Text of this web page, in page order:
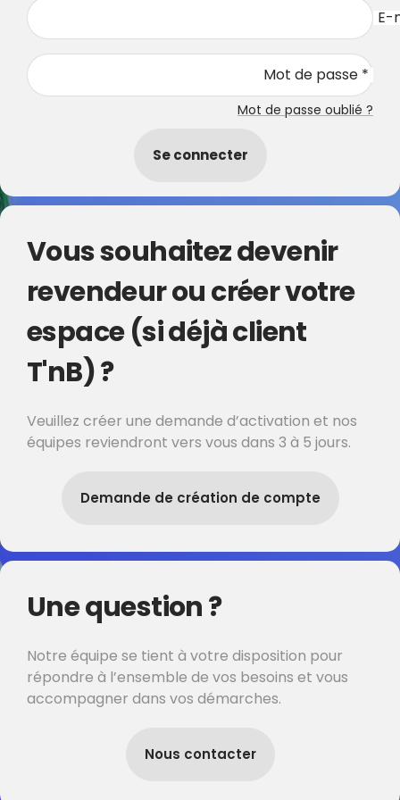
E-
Mot de passe *
Mot de passe oublié ?
Se connecter
Vous souhaitez devenir
revendeur ou créer votre
espace (si déjà client
T'nB) ?
Veuillez créer une demande d’activation et nos
équipes reviendront vers vous dans 3 à 5 jours.
Demande de création de compte
Une question ?
Notre équipe se tient à votre disposition pour
répondre à l’ensemble de vos besoins et vous
accompagner dans vos démarches.
Nous contacter